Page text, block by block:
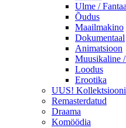
Ulme /
Õudus
Maailmakino
Dokumentaal
Animatsioon
Muusikaline
Loodus
Erootika
UUS!
Remasterdatud
Draama
Komöödia